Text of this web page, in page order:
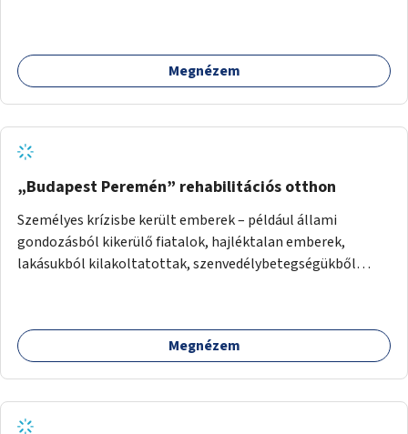
Megnézem
„Budapest Peremén” rehabilitációs otthon
Személyes krízisbe került emberek – például állami
gondozásból kikerülő fiatalok, hajléktalan emberek,
lakásukból kilakoltatottak, szenvedélybetegségükből
civil/szakmai szervezeti háttérrel. A program a közvetlen
segítségen, biztonságnyújtáson kívül gazdálkodásba is
szemléletformálást is céljának tekinti.
Megnézem